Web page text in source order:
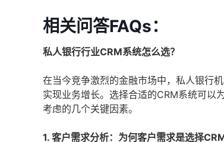
相关问答FAQs：
私人银行行业CRM系统怎么选？
在当今竞争激烈的金融市场中，私人银行
实现业务增长。选择合适的CRM系统可以
考虑的几个关键因素。
1. 客户需求分析：为何客户需求是选择